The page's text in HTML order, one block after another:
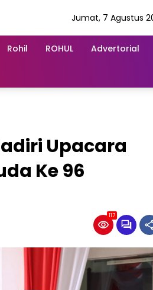
Jumat, 7 Agustus
Rohil ROHUL Advertorial
Upacara
Ke 96
117